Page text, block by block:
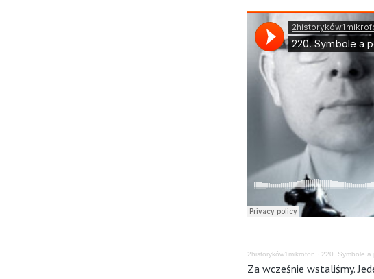
2historyków1mikrofon · 220. Symbole a
Za wcześnie wstaliśmy.